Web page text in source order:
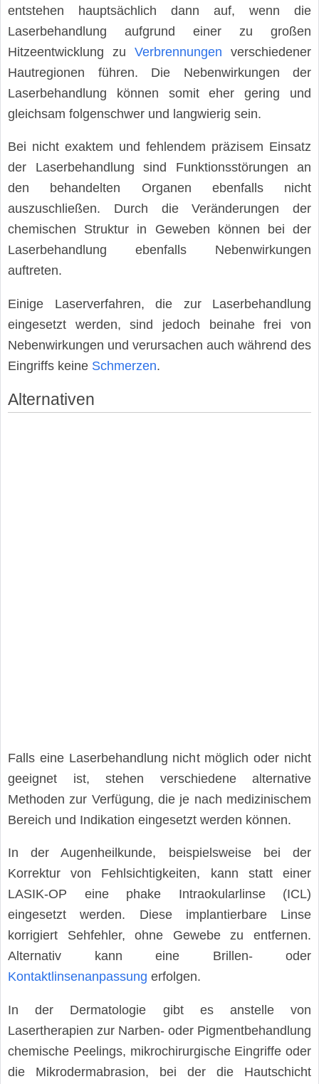
entstehen hauptsächlich dann auf, wenn die
Laserbehandlung aufgrund einer zu großen
Hitzeentwicklung zu Verbrennungen verschiedener
Hautregionen führen. Die Nebenwirkungen der
Laserbehandlung können somit eher gering und
gleichsam folgenschwer und langwierig sein.
Bei nicht exaktem und fehlendem präzisem Einsatz
der Laserbehandlung sind Funktionsstörungen an
den behandelten Organen ebenfalls nicht
auszuschließen. Durch die Veränderungen der
chemischen Struktur in Geweben können bei der
Laserbehandlung ebenfalls Nebenwirkungen
auftreten.
Einige Laserverfahren, die zur Laserbehandlung
eingesetzt werden, sind jedoch beinahe frei von
Nebenwirkungen und verursachen auch während des
Eingriffs keine Schmerzen.
Alternativen
Falls eine Laserbehandlung nicht möglich oder nicht
geeignet ist, stehen verschiedene alternative
Methoden zur Verfügung, die je nach medizinischem
Bereich und Indikation eingesetzt werden können.
In der Augenheilkunde, beispielsweise bei der
Korrektur von Fehlsichtigkeiten, kann statt einer
LASIK-OP eine phake Intraokularlinse (ICL)
eingesetzt werden. Diese implantierbare Linse
korrigiert Sehfehler, ohne Gewebe zu entfernen.
Alternativ kann eine Brillen- oder
Kontaktlinsenanpassung erfolgen.
In der Dermatologie gibt es anstelle von
Lasertherapien zur Narben- oder Pigmentbehandlung
chemische Peelings, mikrochirurgische Eingriffe oder
die Mikrodermabrasion, bei der die Hautschicht